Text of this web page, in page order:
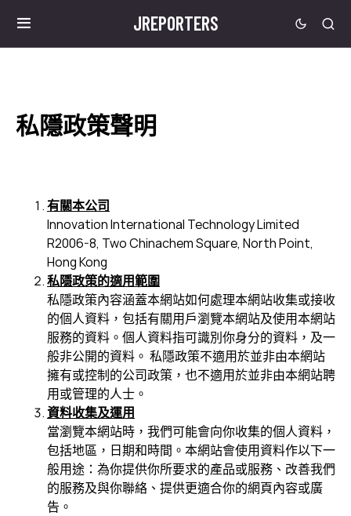
JREPORTERS
私隱政策聲明
有關本公司
Innovation International Technology Limited
R2006-8, Two Chinachem Square, North Point,
Hong Kong
私隱政策的適用範圍
私隱政策內容涵蓋本網站如何處理本網站收集或接收
的個人資料，包括有關用戶瀏覽本網站及使用本網站
服務的資料。個人資料指可識別你身分的資料，及一
般非公開的資料。 私隱政策不適用於並非由本網站
擁有或控制的公司政策，也不適用於並非由本網站聘
用或管理的人士。
資料收集及運用
當瀏覽本網站時，我們可能會向你收集的個人資料，
包括地區，日期和時間。本網站會使用資料作以下一
般用途：為你提供你所要求的產品或服務、改善我們
的服務及與你聯絡、提供更適合你的網頁內容或廣
告。